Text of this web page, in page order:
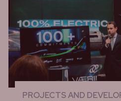
PROJECTS AND